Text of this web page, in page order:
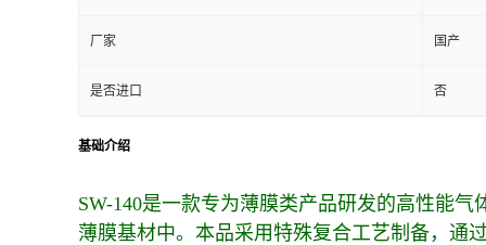
厂家 国产
是否进口 否
基础介绍
SW-140是一款专为薄膜类产品研发的高性能
薄膜基材中。本品采用特殊复合工艺制备，通